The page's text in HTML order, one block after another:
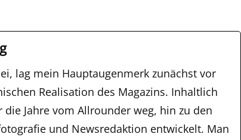
lag mein Hauptaugenmerk zunächst vor
Realisation des Magazins. Inhaltlich
Jahre vom Allrounder weg, hin zu den
und Newsredaktion entwickelt. Man